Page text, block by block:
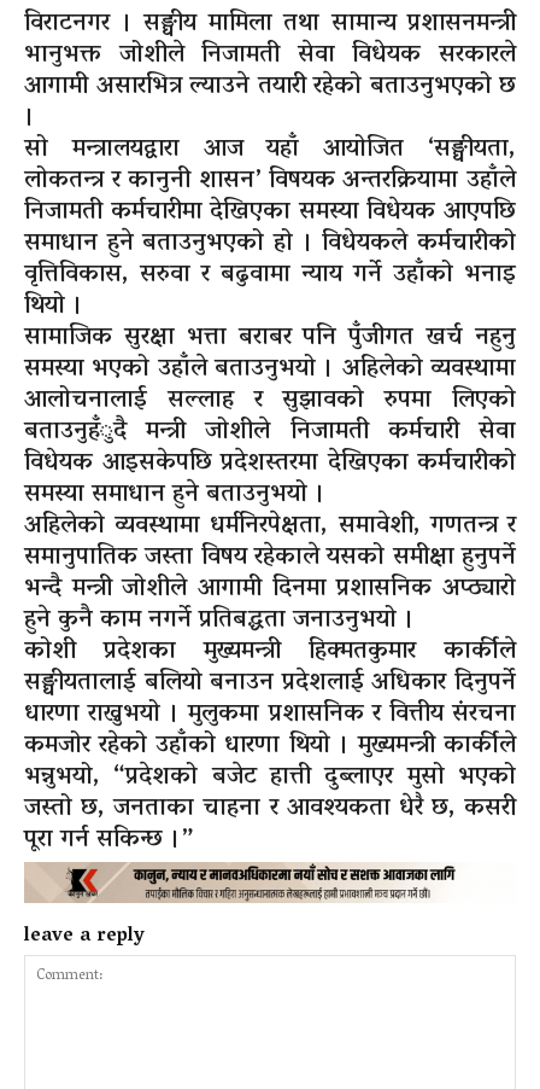
विराटनगर । सङ्घीय मामिला तथा सामान्य प्रशासनमन्त्री
भानुभक्त जोशीले निजामती सेवा विधेयक सरकारले
आगामी असारभित्र ल्याउने तयारी रहेको बताउनुभएको छ
।
सो मन्त्रालयद्वारा आज यहाँ आयोजित ‘सङ्घीयता,
लोकतन्त्र र कानुनी शासन’ विषयक अन्तरक्रियामा उहाँले
निजामती कर्मचारीमा देखिएका समस्या विधेयक आएपछि
समाधान हुने बताउनुभएको हो । विधेयकले कर्मचारीको
वृत्तिविकास, सरुवा र बढुवामा न्याय गर्ने उहाँको भनाइ
थियो ।
सामाजिक सुरक्षा भत्ता बराबर पनि पुँजीगत खर्च नहुनु
समस्या भएको उहाँले बताउनुभयो । अहिलेको व्यवस्थामा
आलोचनालाई सल्लाह र सुझावको रुपमा लिएको
बताउनुहँुदै मन्त्री जोशीले निजामती कर्मचारी सेवा
विधेयक आइसकेपछि प्रदेशस्तरमा देखिएका कर्मचारीको
समस्या समाधान हुने बताउनुभयो ।
अहिलेको व्यवस्थामा धर्मनिरपेक्षता, समावेशी, गणतन्त्र र
समानुपातिक जस्ता विषय रहेकाले यसको समीक्षा हुनुपर्ने
भन्दै मन्त्री जोशीले आगामी दिनमा प्रशासनिक अप्ठ्यारो
हुने कुनै काम नगर्ने प्रतिबद्धता जनाउनुभयो ।
कोशी प्रदेशका मुख्यमन्त्री हिक्मतकुमार कार्कीले
सङ्घीयतालाई बलियो बनाउन प्रदेशलाई अधिकार दिनुपर्ने
धारणा राख्नुभयो । मुलुकमा प्रशासनिक र वित्तीय संरचना
कमजोर रहेको उहाँको धारणा थियो । मुख्यमन्त्री कार्कीले
भन्नुभयो, “प्रदेशको बजेट हात्ती दुब्लाएर मुसो भएको
जस्तो छ, जनताका चाहना र आवश्यकता धेरै छ, कसरी
पूरा गर्न सकिन्छ ।”
leave a reply